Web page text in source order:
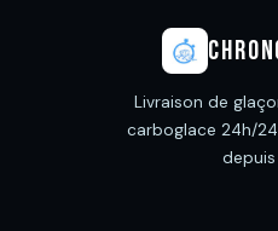
Livraison de
carboglace 24h/
depuis